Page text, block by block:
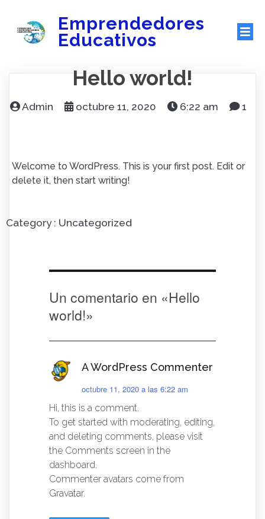
Emprendedores
Educativos
Hello world!
Admin octubre 11, 2020 6:22 am 1
Welcome to WordPress. This is your first post. Edit or
delete it, then start writing!
Category : Uncategorized
Un comentario en «Hello
world!»
A WordPress Commenter
octubre 11, 2020 a las 6:22 am
Hi, this is a comment.
To get started with moderating, editing,
and deleting comments, please visit
the Comments screen in the
dashboard.
Commenter avatars come from
Gravatar.